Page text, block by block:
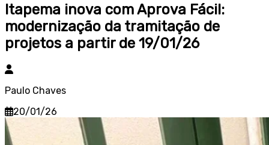
Itapema inova com Aprova Fácil:
modernização da tramitação de
projetos a partir de 19/01/26
Paulo Chaves
20/01/26